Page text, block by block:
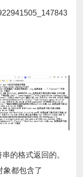
的格式返回的。
象都包含了